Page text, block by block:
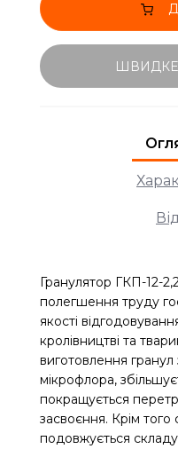
Гранулятор ГКП-12-
полегшення труду
якості
кролівництві та
виготовлення
мікрофлора,
покращується
засвоєння. Крім того
подовжується